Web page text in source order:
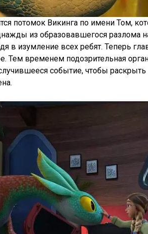
потомок Викинга по имени Том,
из образовавшегося разлома
в изумление всех ребят. Теперь
Тем временем подозрительная
событие, чтобы